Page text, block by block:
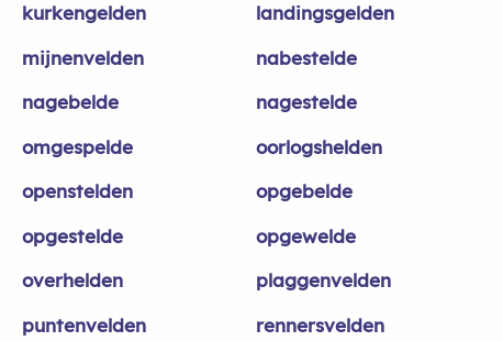
kurkengelden
landingsgelden
mijnenvelden
nabestelde
nagebelde
nagestelde
omgespelde
oorlogshelden
openstelden
opgebelde
opgestelde
opgewelde
overhelden
plaggenvelden
puntenvelden
rennersvelden